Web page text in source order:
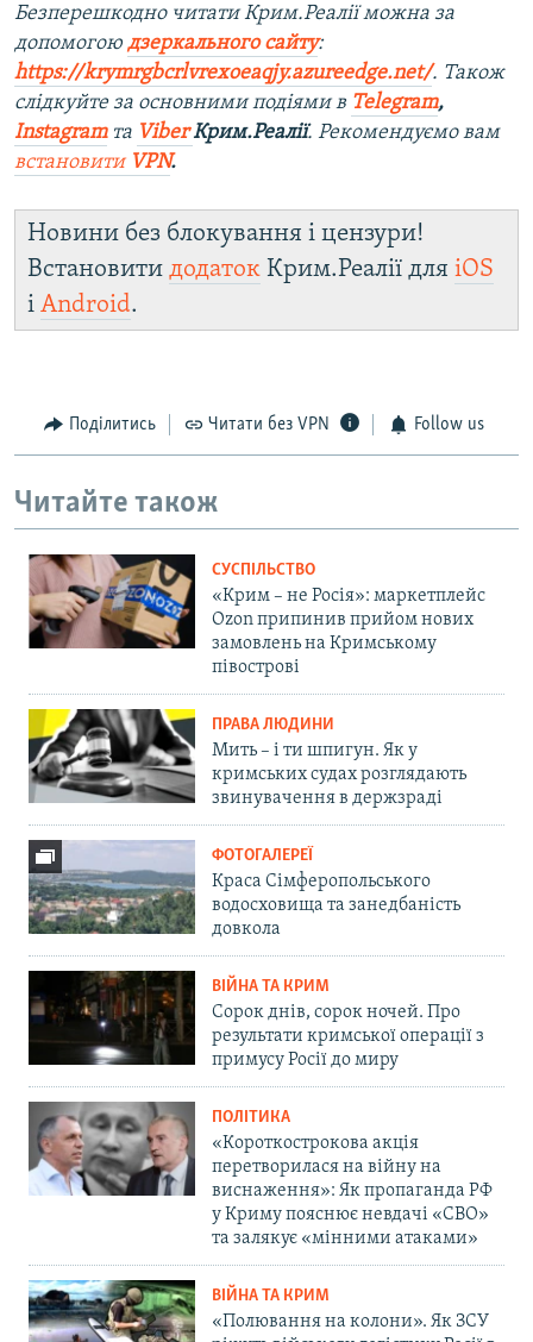
Безперешкодно читати Крим.Реалії можна за
допомогою дзеркального сайту:
https://krymrgbcrlvrexoeaqjy.azureedge.net/. Також
слідкуйте за основними подіями в Telegram,
Instagramта ViberКрим.Реалії. Рекомендуємо вам
встановити VPN.
Новини без блокування і цензури!
Встановити додаток Крим.Реалії для iOS
і Android.
Поділитись Читати без VPN Follow us
Читайте також
СУСПІЛЬСТВО
«Крим – не Росія»: маркетплейс
Ozon припинив прийом нових
замовлень на Кримському
півострові
ПРАВА ЛЮДИНИ
Мить – і ти шпигун. Як у
кримських судах розглядають
звинувачення в держзраді
ФОТОГАЛЕРЕЇ
Краса Сімферопольського
водосховища та занедбаність
довкола
ВІЙНА ТА КРИМ
Сорок днів, сорок ночей. Про
результати кримської операції з
примусу Росії до миру
ПОЛІТИКА
«Короткострокова акція
перетворилася на війну на
виснаження»: Як пропаганда РФ
у Криму пояснює невдачі «СВО»
та залякує «мінними атаками»
ВІЙНА ТА КРИМ
«Полювання на колони». Як ЗСУ